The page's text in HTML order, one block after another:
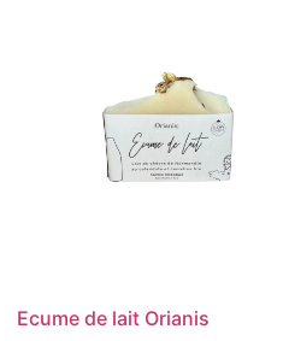
Ecume de lait Orianis